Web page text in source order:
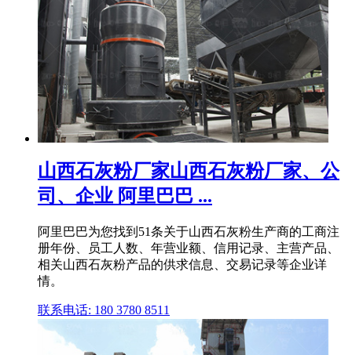
山西石灰粉厂家山西石灰粉厂家、公
司、企业 阿里巴巴 ...
阿里巴巴为您找到51条关于山西石灰粉生产商的工商注
册年份、员工人数、年营业额、信用记录、主营产品、
相关山西石灰粉产品的供求信息、交易记录等企业详
情。
联系电话: 180 3780 8511